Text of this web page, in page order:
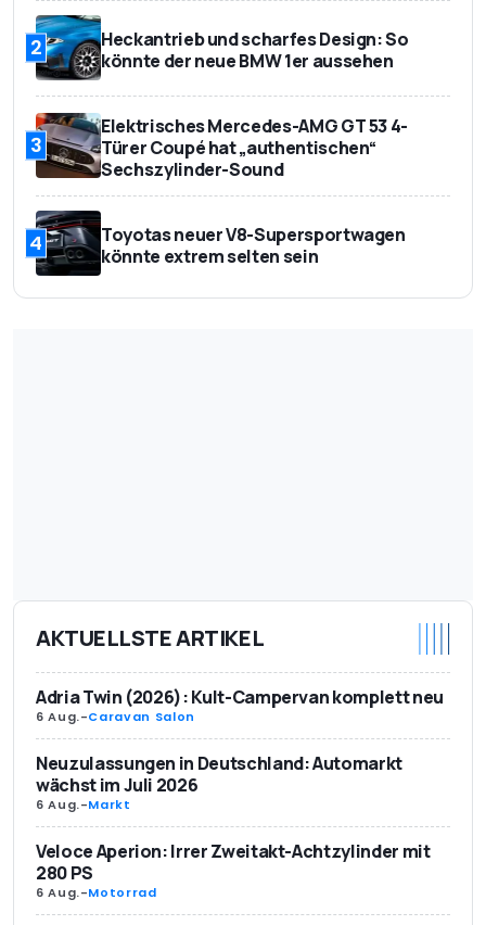
2
Heckantrieb und scharfes Design: So
könnte der neue BMW 1er aussehen
3
Elektrisches Mercedes-AMG GT 53 4-
Türer Coupé hat „authentischen“
Sechszylinder-Sound
4
Toyotas neuer V8-Supersportwagen
könnte extrem selten sein
AKTUELLSTE ARTIKEL
Adria Twin (2026): Kult-Campervan komplett neu
6 Aug.-Caravan Salon
Neuzulassungen in Deutschland: Automarkt
wächst im Juli 2026
6 Aug.-Markt
Veloce Aperion: Irrer Zweitakt-Achtzylinder mit
280 PS
6 Aug.-Motorrad